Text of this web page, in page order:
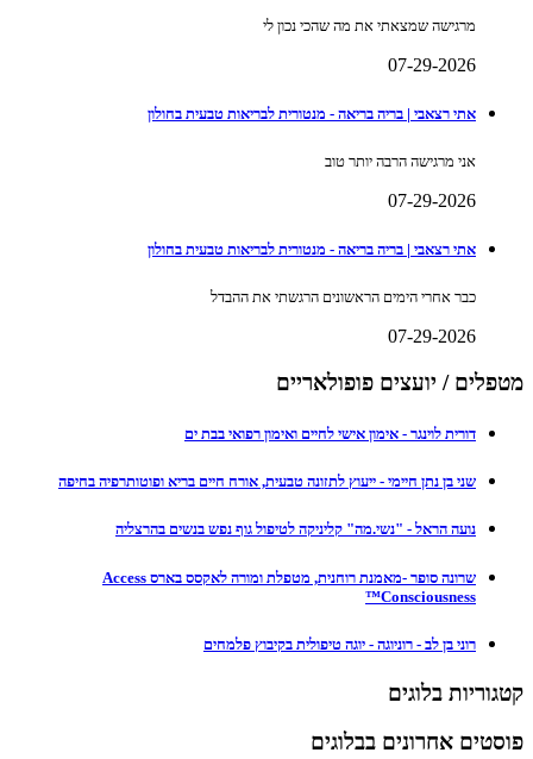
מרגישה שמצאתי את מה שהכי נכון לי
07-29-2026
אתי רצאבי | בריה בריאה - מנטורית לבריאות טבעית בחולון
אני מרגישה הרבה יותר טוב
07-29-2026
אתי רצאבי | בריה בריאה - מנטורית לבריאות טבעית בחולון
כבר אחרי הימים הראשונים הרגשתי את ההבדל
07-29-2026
מטפלים / יועצים פופולאריים
דורית לוינגר - אימון אישי לחיים ואימון רפואי בבת ים
שני בן נתן חיימי - ייעוץ לתזונה טבעית, אורח חיים בריא ופוטותרפיה בחיפה
נועה הראל - "נשי.מה" קליניקה לטיפול גוף נפש בנשים בהרצליה
שרונה סופר -מאמנת רוחנית, מטפלת ומורה לאקסס בארס Access
Consciousness™
רוני בן לב - רוניוגה - יוגה טיפולית בקיבוץ פלמחים
קטגוריות בלוגים
פוסטים אחרונים בבלוגים